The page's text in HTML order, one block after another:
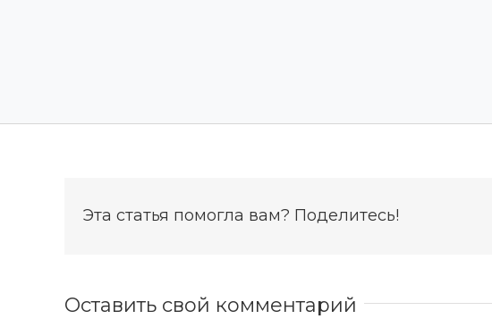
Эта статья помогла вам? Поделитесь!
Оставить свой комментарий